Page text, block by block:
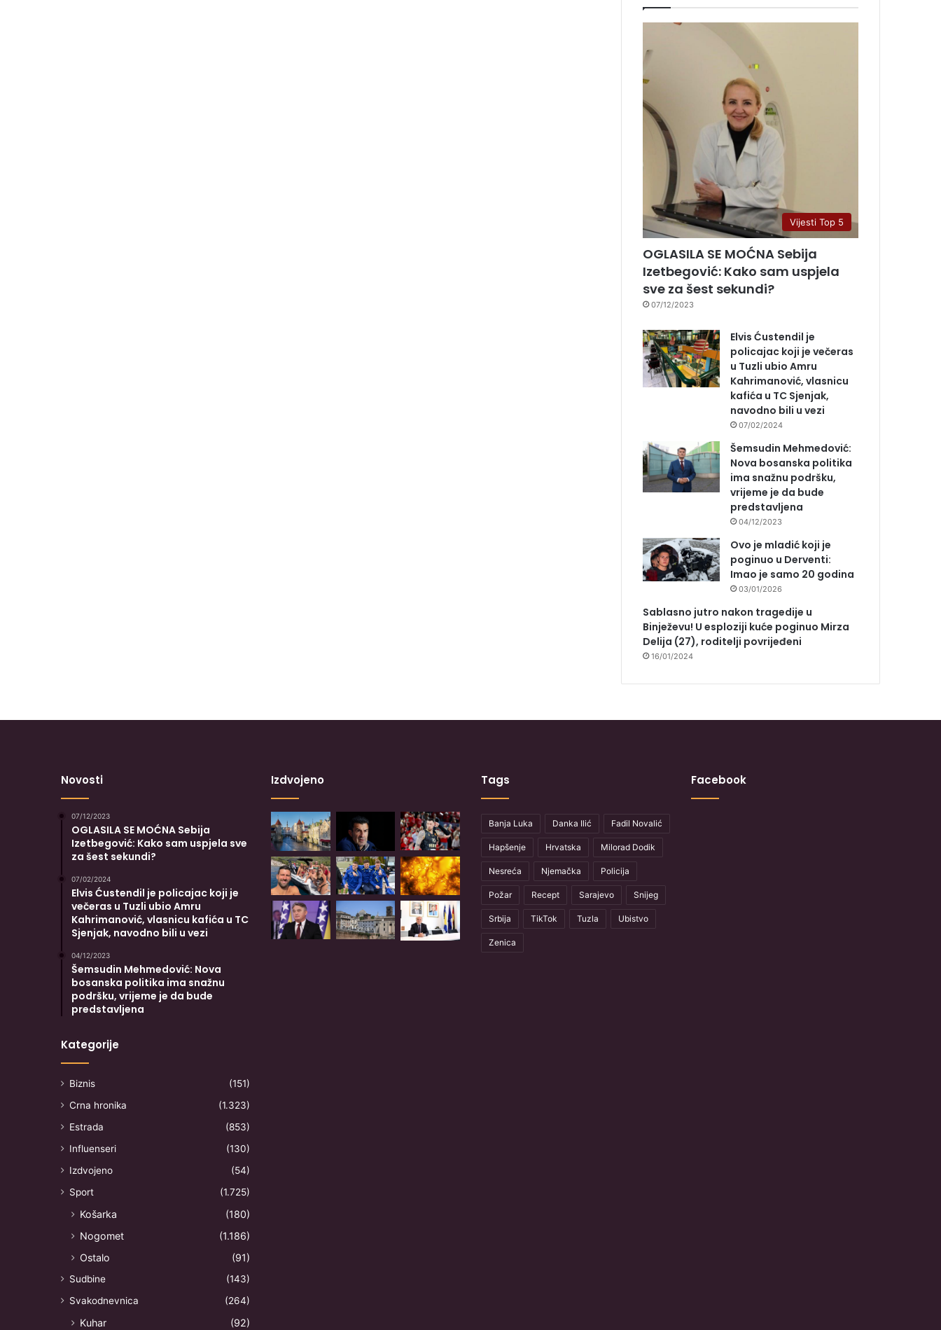
Vijesti Top 5
OGLASILA SE MOĆNA Sebija
Izetbegović: Kako sam uspjela
sve za šest sekundi?
07/12/2023
Elvis Ćustendil je
policajac koji je večeras
u Tuzli ubio Amru
Kahrimanović, vlasnicu
kafića u TC Sjenjak,
navodno bili u vezi
07/02/2024
Šemsudin Mehmedović:
Nova bosanska politika
ima snažnu podršku,
vrijeme je da bude
predstavljena
04/12/2023
Ovo je mladić koji je
poginuo u Derventi:
Imao je samo 20 godina
03/01/2026
Sablasno jutro nakon tragedije u
Binježevu! U esploziji kuće poginuo Mirza
Delija (27), roditelji povrijeđeni
16/01/2024
Novosti
07/12/2023
OGLASILA SE MOĆNA Sebija
Izetbegović: Kako sam uspjela sve
za šest sekundi?
07/02/2024
Elvis Ćustendil je policajac koji je
večeras u Tuzli ubio Amru
Kahrimanović, vlasnicu kafića u TC
Sjenjak, navodno bili u vezi
04/12/2023
Šemsudin Mehmedović: Nova
bosanska politika ima snažnu
podršku, vrijeme je da bude
predstavljena
Kategorije
Biznis
(151)
Crna hronika
(1.323)
Estrada
(853)
Influenseri
(130)
Izdvojeno
(54)
Sport
(1.725)
Košarka
(180)
Nogomet
(1.186)
Ostalo
(91)
Sudbine
(143)
Svakodnevnica
(264)
Kuhar (92)
Izdvojeno Tags
Banja Luka Danka Ilić Fadil Novalić
Hapšenje Hrvatska Milorad Dodik
Nesreća Njemačka Policija
Požar Recept Sarajevo Snijeg
Srbija TikTok Tuzla Ubistvo
Zenica
Facebook